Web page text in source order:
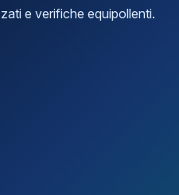
e verifiche equipollenti.